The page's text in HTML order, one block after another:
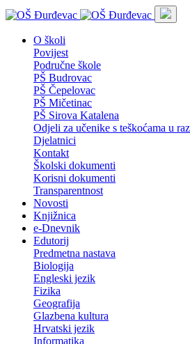
O školi
Povijest
Područne škole
PŠ Budrovac
PŠ Čepelovac
PŠ Mičetinac
PŠ Sirova Katalena
Odjeli za učenike s teškoćama u
Djelatnici
Kontakt
Školski dokumenti
Korisni dokumenti
Transparentnost
Novosti
Knjižnica
e-Dnevnik
Edutorij
Predmetna nastava
Biologija
Engleski jezik
Fizika
Geografija
Glazbena kultura
Hrvatski jezik
Informatika